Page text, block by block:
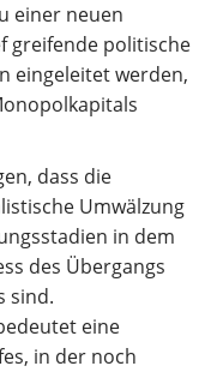
einer neuen
greifende politische
eingeleitet werden,
dass die
Umwälzung
in dem
des Übergangs
sind.
eine
in der noch